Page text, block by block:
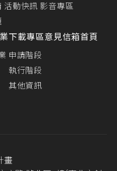
活動快訊 影音專區
下載專區
申請階段
執行階段
其他資訊
意見信箱首頁
畫